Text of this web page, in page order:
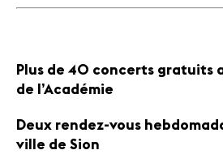
Plus de 40 concerts gratuits
de l’Académie
Deux rendez-vous
ville de Sion